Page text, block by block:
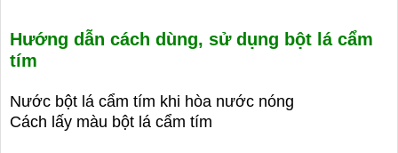
Hướng dẫn cách dùng, sử dụng bột lá cẩm
tím
Nước bột lá cẩm tím khi hòa nước nóng
Cách lấy màu bột lá cẩm tím